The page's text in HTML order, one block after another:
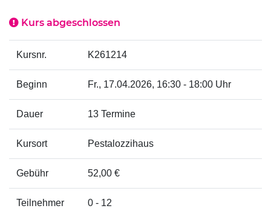
Kurs abgeschlossen
Kursnr. K261214
Beginn Fr., 17.04.2026, 16:30 - 18:00 Uhr
Dauer 13 Termine
Kursort Pestalozzihaus
Gebühr 52,00 €
Teilnehmer 0 - 12